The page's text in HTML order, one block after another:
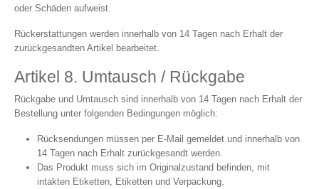
oder Schäden aufweist.
Rückerstattungen werden innerhalb von 14 Tagen nach Erhalt der
zurückgesandten Artikel bearbeitet.
Artikel 8. Umtausch / Rückgabe
Rückgabe und Umtausch sind innerhalb von 14 Tagen nach Erhalt der
Bestellung unter folgenden Bedingungen möglich:
Rücksendungen müssen per E-Mail gemeldet und innerhalb von
14 Tagen nach Erhalt zurückgesandt werden.
Das Produkt muss sich im Originalzustand befinden, mit
intakten Etiketten, Etiketten und Verpackung.